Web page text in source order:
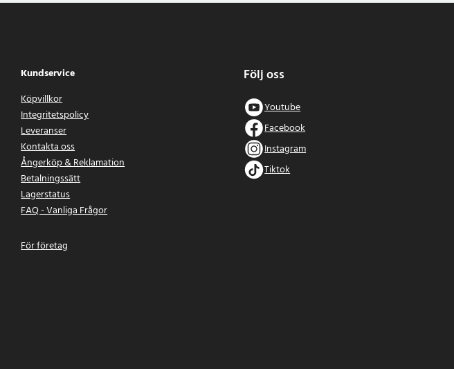
Kundservice
Köpvillkor
Integritetspolicy
Leveranser
Kontakta oss
Ångerköp & Reklamation
Betalningssätt
Lagerstatus
FAQ - Vanliga Frågor
För företag
Följ oss
Youtube
Facebook
Instagram
Tiktok